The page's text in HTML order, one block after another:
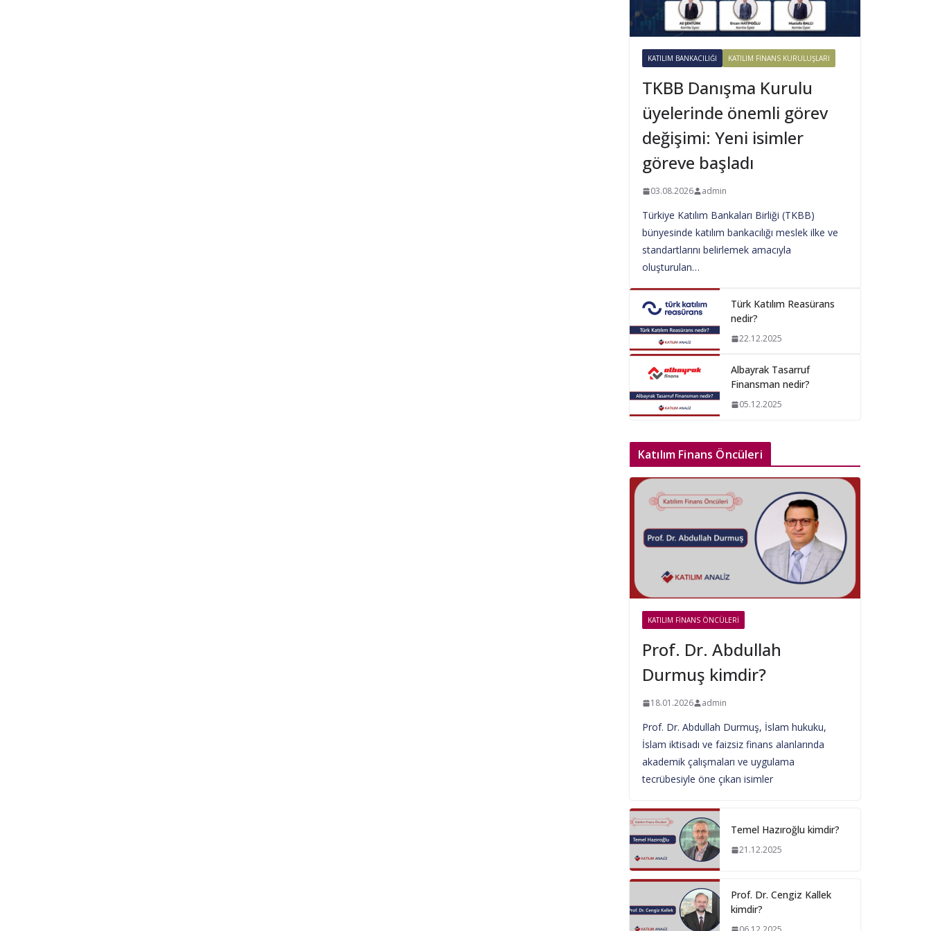
KATILIM BANKACILIĞI KATILIM FINANS KURULUŞLARI
TKBB Danışma Kurulu
üyelerinde önemli görev
değişimi: Yeni isimler
göreve başladı
03.08.2026 admin
Türkiye Katılım Bankaları Birliği (TKBB)
bünyesinde katılım bankacılığı meslek ilke ve
standartlarını belirlemek amacıyla
oluşturulan…
Türk Katılım Reasürans
nedir?
22.12.2025
Albayrak Tasarruf
Finansman nedir?
05.12.2025
Katılım Finans Öncüleri
KATILIM FINANS ÖNCÜLERI
Prof. Dr. Abdullah
Durmuş kimdir?
18.01.2026 admin
Prof. Dr. Abdullah Durmuş, İslam hukuku,
İslam iktisadı ve faizsiz finans alanlarında
akademik çalışmaları ve uygulama
tecrübesiyle öne çıkan isimler
Temel Hazıroğlu kimdir?
21.12.2025
Prof. Dr. Cengiz Kallek
kimdir?